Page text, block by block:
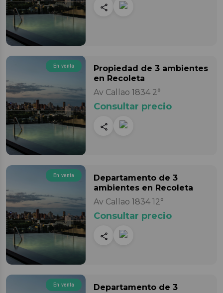
En venta Propiedad de 3 ambientes
en Recoleta
Av Callao 1834 2°
Consultar precio
En venta Departamento de 3
ambientes en Recoleta
Av Callao 1834 12°
Consultar precio
En venta Departamento de 3